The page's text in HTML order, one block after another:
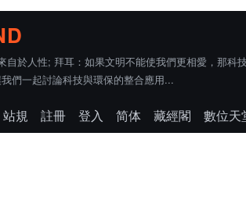
自於人性; 拜耳：如果文明不能使我們更相愛，那科
們一起討論科技與環保的整合應用...
站規 註冊 登入 简体 藏經閣
數位天